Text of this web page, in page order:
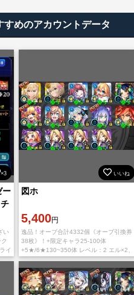
めのアカウントデータ
×3
ー
い
イ
個
いいね
図ホ
5,400円
逸品！オーブ合計4332個《オーブ引換券
38枚》！+限定キャラ25-100体
+5★/6★130~350体 レベル：2 エル×2、
久遠、アナスタシア、ヤクモ、アリス、
ちはや、ネオ、エクスカリバー、パンド
ラ